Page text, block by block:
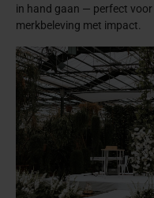
in hand gaan — perfect
merkbeleving met impact.